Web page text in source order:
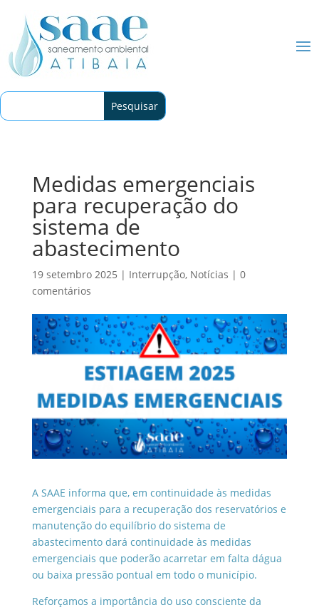
Medidas emergenciais
para recuperação do
sistema de
abastecimento
19 setembro 2025 | Interrupção, Notícias | 0
comentários
A SAAE informa que, em continuidade às medidas
emergenciais para a recuperação dos reservatórios e
manutenção do equilíbrio do sistema de
abastecimento dará continuidade às medidas
emergenciais que poderão acarretar em falta dágua
ou baixa pressão pontual em todo o município.
Reforçamos a importância do uso consciente da